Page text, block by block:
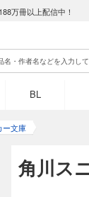
万冊以上配信中！
BL
ー文庫
角川ス